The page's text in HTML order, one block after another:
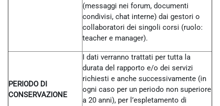
(messaggi nei forum, documenti
condivisi, chat interne) dai gestori o
collaboratori dei singoli corsi (ruolo:
teacher e manager).
PERIODO DI
CONSERVAZIONE
I dati verranno trattati per tutta la
durata del rapporto e/o dei servizi
richiesti e anche successivamente (in
ogni caso per un periodo non superiore
a 20 anni), per l’espletamento di